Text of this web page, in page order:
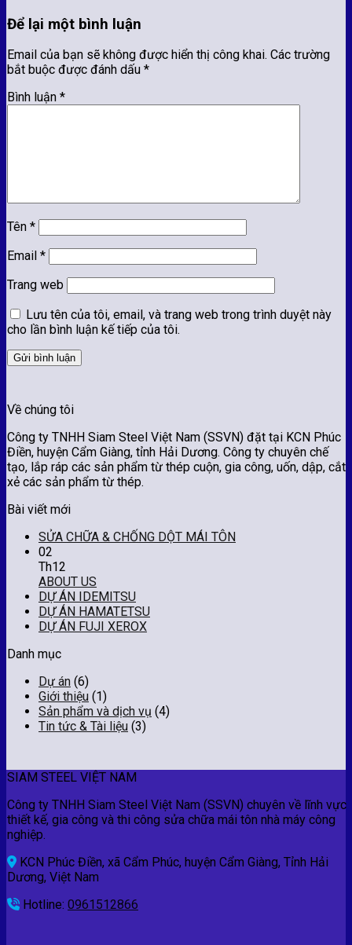
Để lại một bình luận
Email của bạn sẽ không được hiển thị công khai. Các trường
bắt buộc được đánh dấu *
Bình luận *
Tên *
Email *
Trang web
Lưu tên của tôi, email, và trang web trong trình duyệt này
cho lần bình luận kế tiếp của tôi.
Về chúng tôi
Công ty TNHH Siam Steel Việt Nam (SSVN) đặt tại KCN Phúc
Điền, huyện Cẩm Giàng, tỉnh Hải Dương. Công ty chuyên chế
tạo, lắp ráp các sản phẩm từ thép cuộn, gia công, uốn, dập, cắt
xẻ các sản phẩm từ thép.
Bài viết mới
SỬA CHỮA & CHỐNG DỘT MÁI TÔN
02
Th12
ABOUT US
DỰ ÁN IDEMITSU
DỰ ÁN HAMATETSU
DỰ ÁN FUJI XEROX
Danh mục
Dự án (6)
Giới thiệu (1)
Sản phẩm và dịch vụ (4)
Tin tức & Tài liệu (3)
SIAM STEEL VIỆT NAM
Công ty TNHH Siam Steel Việt Nam (SSVN) chuyên về lĩnh vực
thiết kế, gia công và thi công sửa chữa mái tôn nhà máy công
nghiệp.
KCN Phúc Điền, xã Cẩm Phúc, huyện Cẩm Giàng, Tỉnh Hải
Dương, Việt Nam
Hotline: 0961512866